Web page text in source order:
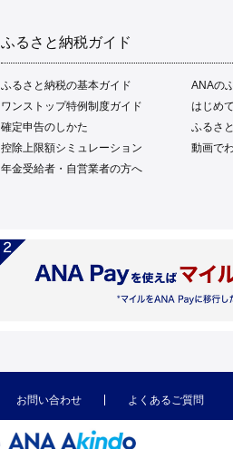
ふるさと納税ガイド
ふるさと納税の基本ガイド
ANAの
ワンストップ特例制度ガイド
はじめ
確定申告のしかた
ふるさ
控除上限額シミュレーション
動画で
年金受給者・自営業者の方へ
お問い合わせ よくあるご質問